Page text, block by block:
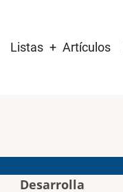
navigation
Listas Artículos
Desarrolla